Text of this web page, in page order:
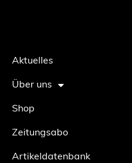
Aktuelles
Über uns
Shop
Zeitungsabo
Artikeldatenbank